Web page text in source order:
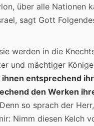
über alle Nationen
sagt Gott
werden in die
und mächtiger
ihnen entsprechend
den Werken
Denn so sprach der
Nimm diesen Kelch